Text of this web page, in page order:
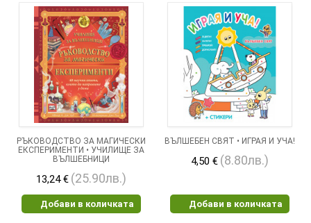
РЪКОВОДСТВО ЗА МАГИЧЕСКИ
ЕКСПЕРИМЕНТИ • УЧИЛИЩЕ ЗА
ВЪЛШЕБНИЦИ
13,24 € (25.90лв.)
Добави в количката
ВЪЛШЕБЕН СВЯТ • ИГРАЯ И УЧА!
4,50 € (8.80лв.)
Добави в количката